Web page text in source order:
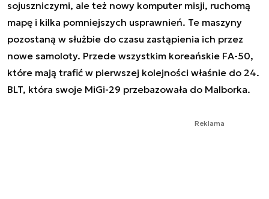
sojuszniczymi, ale też nowy komputer misji, ruchomą
mapę i kilka pomniejszych usprawnień. Te maszyny
pozostaną w służbie do czasu zastąpienia ich przez
nowe samoloty. Przede wszystkim koreańskie FA-50,
które mają trafić w pierwszej kolejności właśnie do 24.
BLT, która swoje MiGi-29 przebazowała do Malborka.
Reklama